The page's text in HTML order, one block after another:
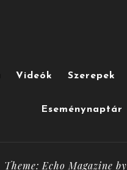
Videók Szerepek
Eseménynaptár
Theme: Echo Magazine by